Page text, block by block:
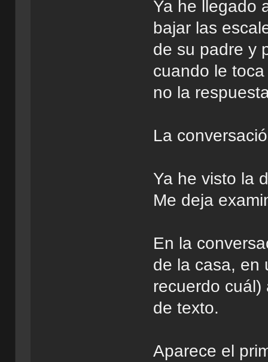
Ya he llegado
bajar las
de su padre y
cuando le
no la
La
Ya he visto la
Me deja
En la
de la casa, en
recuerdo
de texto.
Aparece el